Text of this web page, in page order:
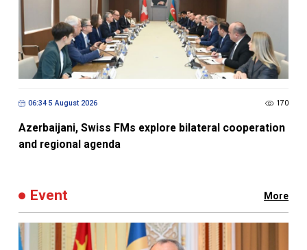
06:34 5 August 2026 170
Azerbaijani, Swiss FMs explore bilateral cooperation
and regional agenda
Event More